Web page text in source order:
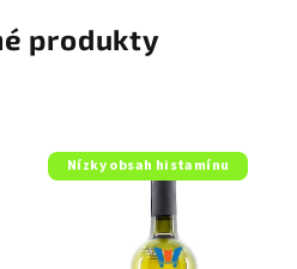
produkty
Nízky obsah histamínu